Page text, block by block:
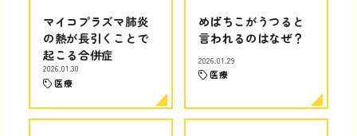
マイコプラズマ肺炎
の熱が長引くことで
起こる合併症
2026.01.30
医療
めばちこがうつると
言われるのはなぜ？
2026.01.29
医療